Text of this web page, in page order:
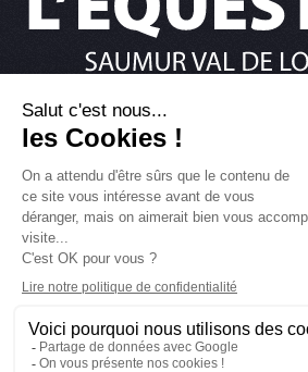
NOUS ÉCRIRE
MENTIONS LÉGALES